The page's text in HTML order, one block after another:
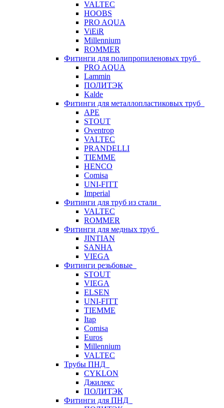
VALTEC
HOOBS
PRO AQUA
ViEiR
Millennium
ROMMER
Фитинги для полипропиленовых труб
PRO AQUA
Lammin
ПОЛИТЭК
Kalde
Фитинги для металлопластиковых труб
APE
STOUT
Oventrop
VALTEC
PRANDELLI
TIEMME
HENCO
Comisa
UNI-FITT
Imperial
Фитинги для труб из стали
VALTEC
ROMMER
Фитинги для медных труб
JINTIAN
SANHA
VIEGA
Фитинги резьбовые
STOUT
VIEGA
ELSEN
UNI-FITT
TIEMME
Itap
Comisa
Euros
Millennium
VALTEC
Трубы ПНД
CYKLON
Джилекс
ПОЛИТЭК
Фитинги для ПНД